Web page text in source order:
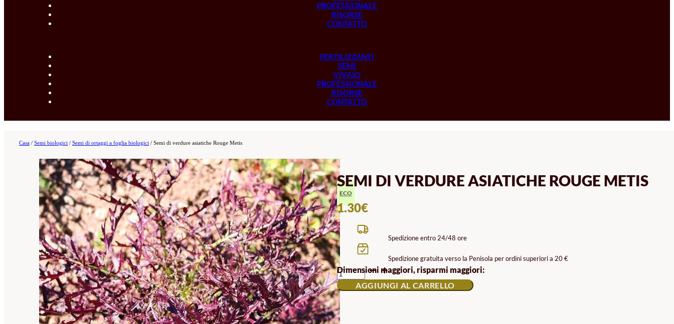
PROFESSIONALE
RISORSE
CONTATTO
FERTILIZZANTI
SEMI
VIVAIO
PROFESSIONALE
RISORSE
CONTATTO
Casa / Semi biologici / Semi di ortaggi a foglia biologici / Semi di verdure asiatiche Rouge Metis
SEMI DI VERDURE ASIATICHE ROUGE METIS
ECO
1.30€
Spedizione entro 24/48 ore
Spedizione gratuita verso la Penisola per ordini superiori a 20 €
Dimensioni maggiori, risparmi maggiori:
SEMI
DI
VERDURE
ASIATICHE
ROUGE
METIS
QUANTITÀ
AGGIUNGI AL CARRELLO